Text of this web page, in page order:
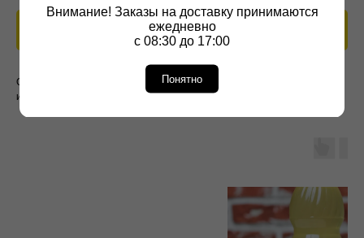
В корзину
Оформить доставку легко: добавьте товар в корзину
и оплатите заказ онлайн банковской картой
Внимание! Заказы на доставку принимаются
ежедневно
с 08:30 до 17:00
Понятно